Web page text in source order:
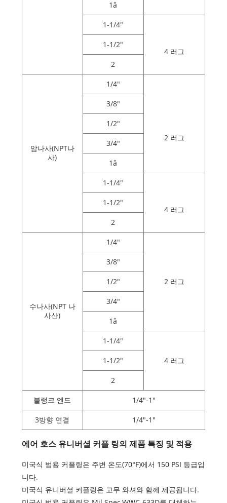
1â
1-1/4"
4 러그
1-1/2"
2
암나사(NPT나
사)
1/4"
2 러그
3/8"
1/2"
3/4"
1â
1-1/4"
4 러그
1-1/2"
2
수나사(NPT 나
사산)
1/4"
2 러그
3/8"
1/2"
3/4"
1â
1-1/4"
4 러그
1-1/2"
2
블랭크 엔드 1/4"-1"
3방향 연결 1/4"-1"
에어 호스 유니버셜 커플 링의 제품 특징 및 적용
미국식 범용 커플링은 주변 온도(70°F)에서 150 PSI 등급입
니다.
미국식 유니버셜 커플링은 고무 와셔와 함께 제공됩니다.